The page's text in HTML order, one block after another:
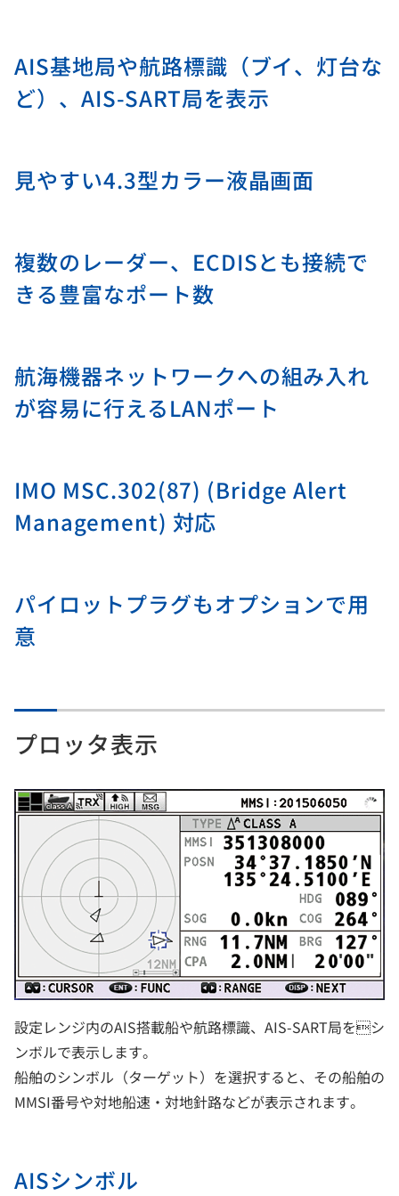
AIS基地局や航路標識（ブイ、灯台な
ど）、AIS-SART局を表示
見やすい4.3型カラー液晶画面
複数のレーダー、ECDISとも接続で
きる豊富なポート数
航海機器ネットワークへの組み入れ
が容易に行えるLANポート
IMO MSC.302(87) (Bridge Alert
Management) 対応
パイロットプラグもオプションで用
意
プロッタ表示
設定レンジ内のAIS搭載船や航路標識、AIS-SART局をシ
ンボルで表示します。
船舶のシンボル（ターゲット）を選択すると、その船舶の
MMSI番号や対地船速・対地針路などが表示されます。
AISシンボル